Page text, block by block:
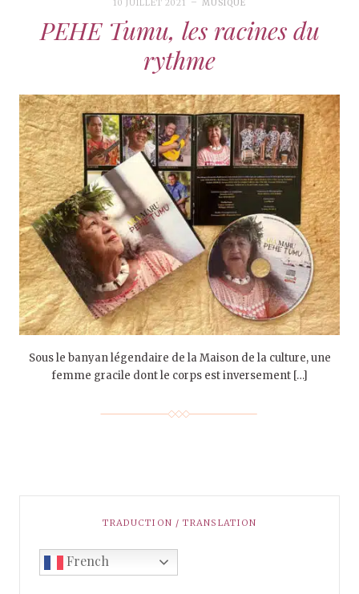
10 JUILLET 2021 MUSIQUE
PEHE Tumu, les racines du
rythme
Sous le banyan légendaire de la Maison de la culture, une
femme gracile dont le corps est inversement […]
TRADUCTION / TRANSLATION
French